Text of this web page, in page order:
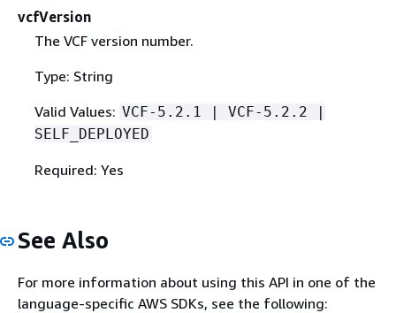
vcfVersion
The VCF version number.
Type: String
Valid Values: VCF-5.2.1 | VCF-5.2.2 |
SELF_DEPLOYED
Required: Yes
See Also
For more information about using this API in one of the
language-specific AWS SDKs, see the following: